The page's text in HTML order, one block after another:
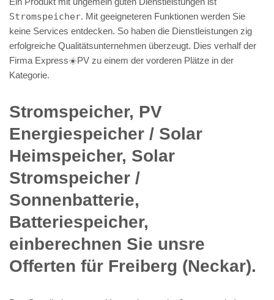
Stromspeicher. Mit geeigneteren Funktionen werden Sie
keine Services entdecken. So haben die Dienstleistungen zig
erfolgreiche Qualitätsunternehmen überzeugt. Dies verhalf der
Firma Express☀️PV️ zu einem der vorderen Plätze in der
Kategorie.
Stromspeicher, PV
Energiespeicher / Solar
Heimspeicher, Solar
Stromspeicher /
Sonnenbatterie,
Batteriespeicher,
einberechnen Sie unsre
Offerten für Freiberg (Neckar).